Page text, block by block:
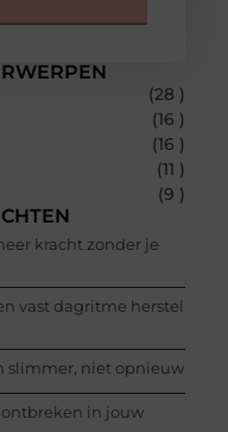
(28 )
(16 )
(16 )
(11 )
(9 )
kracht zonder je
vast dagritme herstel
slimmer, niet opnieuw
in jouw